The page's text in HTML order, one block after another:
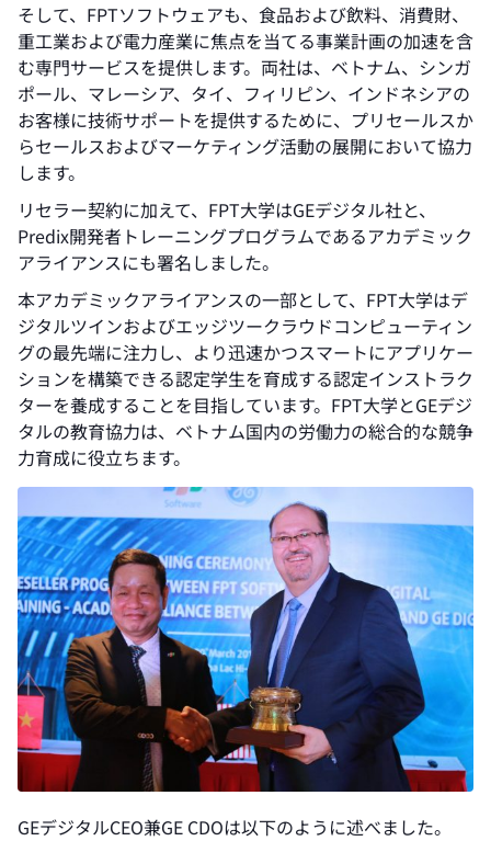
そして、FPTソフトウェアも、食品および飲料、消費財、
重工業および電力産業に焦点を当てる事業計画の加速を含
む専門サービスを提供します。両社は、ベトナム、シンガ
ポール、マレーシア、タイ、フィリピン、インドネシアの
お客様に技術サポートを提供するために、プリセールスか
らセールスおよびマーケティング活動の展開において協力
します。
リセラー契約に加えて、FPT大学はGEデジタル社と、
Predix開発者トレーニングプログラムであるアカデミック
アライアンスにも署名しました。
本アカデミックアライアンスの一部として、FPT大学はデ
ジタルツインおよびエッジツークラウドコンピューティン
グの最先端に注力し、より迅速かつスマートにアプリケー
ションを構築できる認定学生を育成する認定インストラク
ターを養成することを目指しています。FPT大学とGEデジ
タルの教育協力は、ベトナム国内の労働力の総合的な競争
力育成に役立ちます。
GEデジタルCEO兼GE CDOは以下のように述べました。